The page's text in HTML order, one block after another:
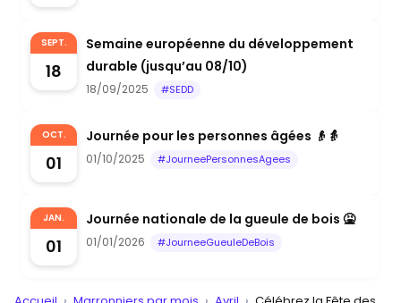
SEPT.
18
Semaine européenne du développement
durable (jusqu’au 08/10)
18/09/2025 #SEDD
OCT.
01
Journée pour les personnes âgées 👴👵
01/10/2025 #JourneePersonnesAgees
JAN.
01
Journée nationale de la gueule de bois 🤮
01/01/2026 #JourneeGueuleDeBois